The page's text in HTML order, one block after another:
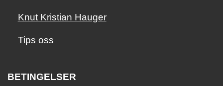
Knut Kristian Hauger
Tips oss
BETINGELSER